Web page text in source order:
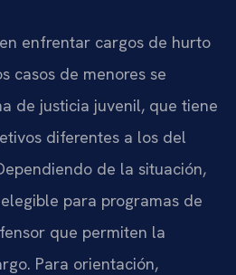
enfrentar cargos de hurto
casos de menores se
de justicia juvenil, que tiene
diferentes a los del
de la situación,
para programas de
que permiten la
Para orientación,